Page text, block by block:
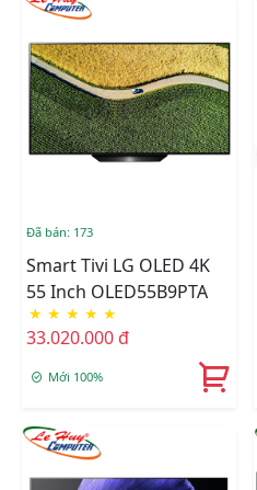
Đã bán: 173
Smart Tivi LG OLED 4K
55 Inch OLED55B9PTA
★ ★ ★ ★ ★
33.020.000 đ
Mới 100%